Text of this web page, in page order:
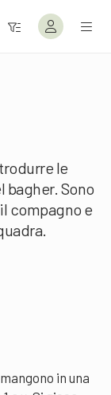
le
bagher. Sono
compagno e
in una